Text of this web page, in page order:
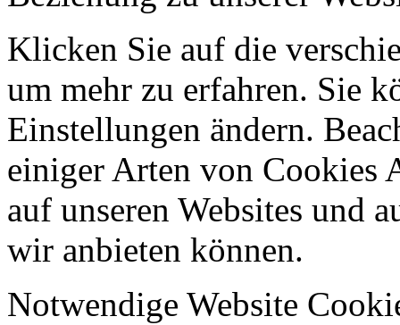
Klicken Sie auf die
um mehr zu erfahren. Sie
Einstellungen ändern.
einiger Arten von Cookies
auf unseren Websites und
wir anbieten können.
Notwendige Website